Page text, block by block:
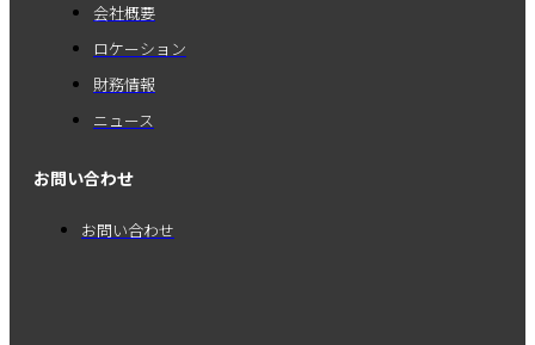
会社概要
ロケーション
財務情報
ニュース
お問い合わせ
お問い合わせ